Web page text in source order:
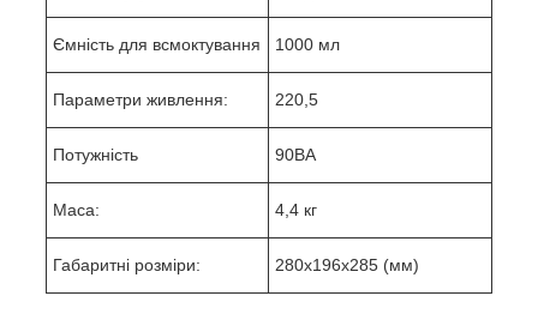
Ємність для всмоктування 1000 мл
Параметри живлення: 220,5
Потужність 90ВА
Маса: 4,4 кг
Габаритні розміри: 280х196х285 (мм)